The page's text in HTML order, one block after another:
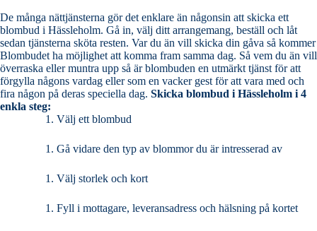
De många nättjänsterna gör det enklare än någonsin att skicka ett
blombud i Hässleholm. Gå in, välj ditt arrangemang, beställ och låt
sedan tjänsterna sköta resten. Var du än vill skicka din gåva så kommer
Blombudet ha möjlighet att komma fram samma dag. Så vem du än vill
överraska eller muntra upp så är blombuden en utmärkt tjänst för att
förgylla någons vardag eller som en vacker gest för att vara med och
fira någon på deras speciella dag. Skicka blombud i Hässleholm i 4
enkla steg:
Välj ett blombud
Gå vidare den typ av blommor du är intresserad av
Välj storlek och kort
Fyll i mottagare, leveransadress och hälsning på kortet